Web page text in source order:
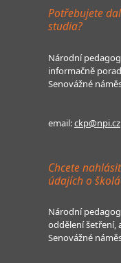
Potřebujete
studia?
Národní
informačně
Senovážné
email:ckp@npi.cz
Chcete
údajích o
Národní
oddělení šetření,
Senovážné